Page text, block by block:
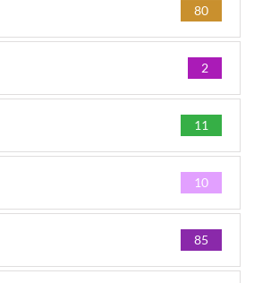
80
2
11
10
85